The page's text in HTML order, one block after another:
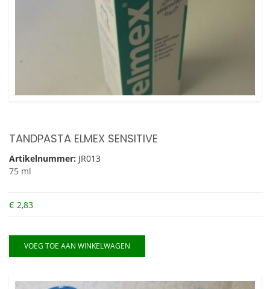
TANDPASTA ELMEX SENSITIVE
Artikelnummer: JR013
75 ml
€ 2,83
VOEG TOE AAN WINKELWAGEN